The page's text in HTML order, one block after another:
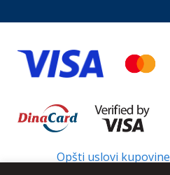
Opšti uslovi kupovine